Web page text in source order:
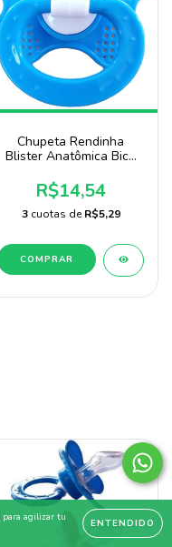
para agilizar tu
ENTENDIDO
Chupeta Rendinha
Blister Anatômica Bico
Sonne
R$14,54
3 cuotas deR$5,29
COMPRAR